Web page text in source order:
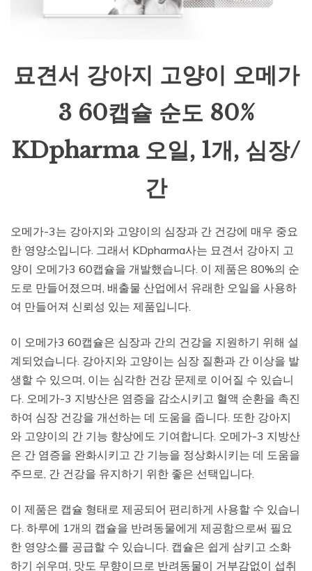
묘견서 강아지 고양이 오메가
3 60캡슐 순도 80%
KDpharma 오일, 1개, 심장/
간
오메가-3는 강아지와 고양이의 심장과 간 건강에 매우 중요
한 영양소입니다. 그래서 KDpharma사는 묘견서 강아지 고
양이 오메가3 60캡슐을 개발했습니다. 이 제품은 80%의 순
도로 만들어졌으며, 배출물 산업에서 유래한 오일을 사용하
여 만들어져 신뢰성 있는 제품입니다.
이 오메가3 60캡슐은 심장과 간의 건강을 지원하기 위해 설
계되었습니다. 강아지와 고양이는 심장 질환과 간 이상을 발
생할 수 있으며, 이는 심각한 건강 문제로 이어질 수 있습니
다. 오메가-3 지방산은 염증을 감소시키고 혈액 순환을 촉진
하여 심장 건강을 개선하는 데 도움을 줍니다. 또한 강아지
와 고양이의 간 기능 향상에도 기여합니다. 오메가-3 지방산
은 간 염증을 완화시키고 간 기능을 정상화시키는 데 도움을
주므로, 간 건강을 유지하기 위한 좋은 선택입니다.
이 제품은 캡슐 형태로 제공되어 편리하게 사용할 수 있습니
다. 하루에 1개의 캡슐을 반려동물에게 제공함으로써 필요
한 영양소를 공급할 수 있습니다. 캡슐은 쉽게 삼키고 소화
하기 쉬우며, 맛도 무향이므로 반려동물이 거부감없이 섭취